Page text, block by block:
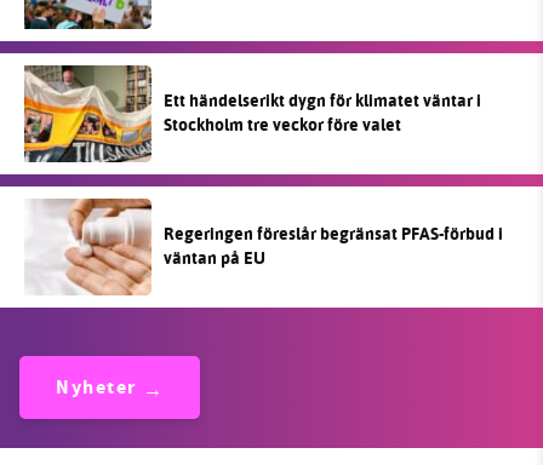
Ett händelserikt dygn för klimatet väntar i
Stockholm tre veckor före valet
Regeringen föreslår begränsat PFAS-förbud i
väntan på EU
Nyheter